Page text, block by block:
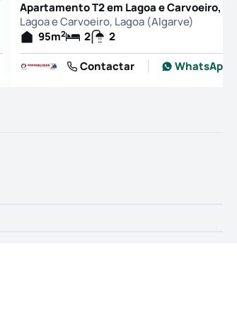
Lagoa e Carvoeiro, Lagoa (Algarve)
95m2 2
2
Contactar
WhatsApp